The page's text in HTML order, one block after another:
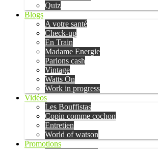
Quiz
Blogs
A votre santé
Check-up
En Train
Madame Energie
Parlons cash
Vintage
Watts On
Work in progress
Vidéos
Les Bouffistas
Copin comme cochon
Entretien
World of watson
Promotions